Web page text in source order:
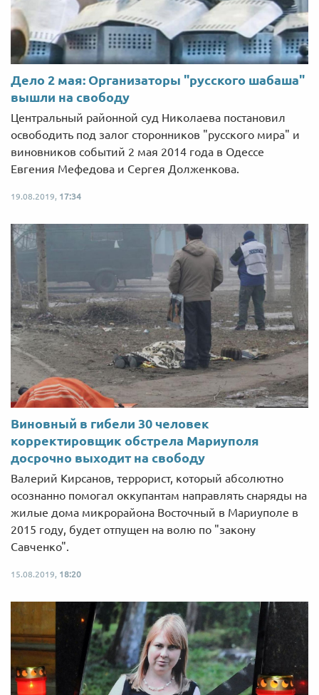
Дело 2 мая: Организаторы "русского шабаша"
вышли на свободу
Центральный районной суд Николаева постановил
освободить под залог сторонников "русского мира" и
виновников событий 2 мая 2014 года в Одессе
Евгения Мефедова и Сергея Долженкова.
19.08.2019, 17:34
Виновный в гибели 30 человек
корректировщик обстрела Мариуполя
досрочно выходит на свободу
Валерий Кирсанов, террорист, который абсолютно
осознанно помогал оккупантам направлять снаряды на
жилые дома микрорайона Восточный в Мариуполе в
2015 году, будет отпущен на волю по "закону
Савченко".
15.08.2019, 18:20